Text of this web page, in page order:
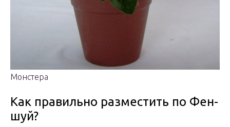
Монстера
Как правильно разместить по Фен-
шуй?